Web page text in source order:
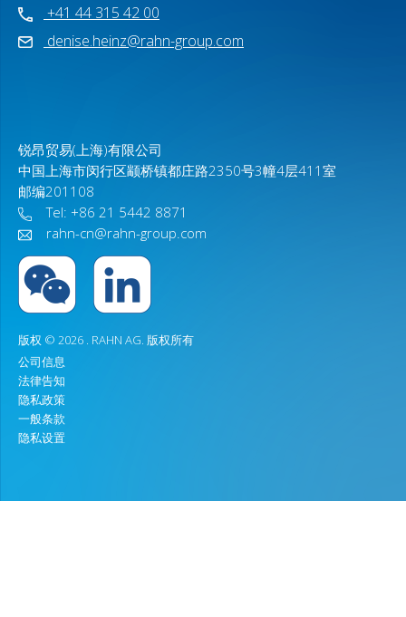
+41 44 315 42 00
denise.heinz@rahn-group.com
锐昂贸易(上海)有限公司
中国上海市闵行区颛桥镇都庄路2350号3幢4层411室
邮编201108
Tel: +86 21 5442 8871
rahn-cn@rahn-group.com
版权 © 2026 . RAHN AG. 版权所有
公司信息
法律告知
隐私政策
一般条款
隐私设置